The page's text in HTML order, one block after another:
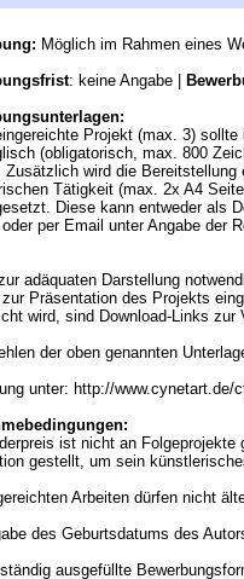
Möglich im Rahmen eines
: keine Angabe |
Projekt (max. 3)
(obligatorisch, max. 800
Zusätzlich wird die
Tätigkeit (max. 2x A4
Diese kann entweder als
per Email unter Angabe der
adäquaten Darstellung
Präsentation des Projekts
wird, sind Download-Links zur
der oben genannten
unter: http://www.cynetart.de/
ist nicht an
gestellt, um sein
Arbeiten dürfen nicht
des Geburtsdatums des
ausgefüllte